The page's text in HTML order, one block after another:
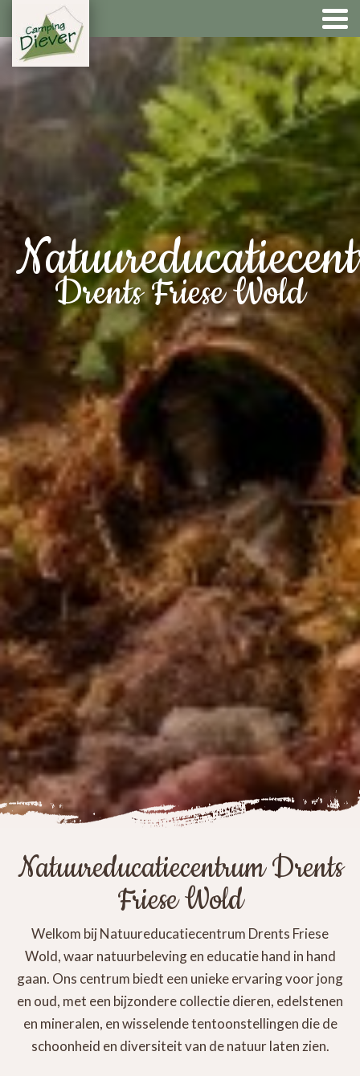
Drents Friese Wold
Natuureducatiecentrum Drents
Friese Wold
Welkom bij Natuureducatiecentrum Drents Friese
Wold, waar natuurbeleving en educatie hand in hand
gaan. Ons centrum biedt een unieke ervaring voor jong
en oud, met een bijzondere collectie dieren, edelstenen
en mineralen, en wisselende tentoonstellingen die de
schoonheid en diversiteit van de natuur laten zien.